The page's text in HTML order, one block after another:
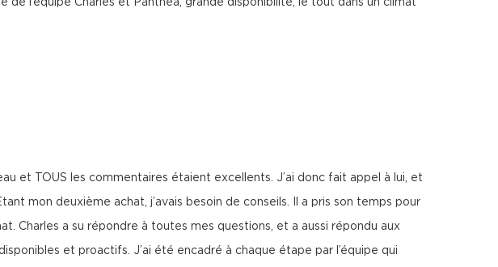
l’équipe Charles et Panthéa, grande disponibilité, le tout dans un climat
et TOUS les commentaires étaient excellents. J’ai donc fait appel à lui, et
mon deuxième achat, j’avais besoin de conseils. Il a pris son temps pour
Charles a su répondre à toutes mes questions, et a aussi répondu aux
et proactifs. J’ai été encadré à chaque étape par l’équipe qui